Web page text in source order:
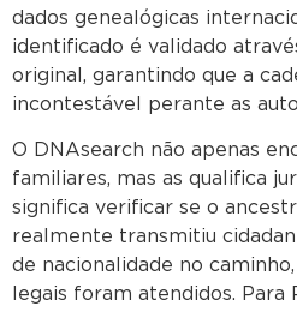
dados genealógicas
identificado é validado
original, garantindo que a
incontestável perante as
O DNAsearch não apenas
familiares, mas as qualifica
significa verificar se o
realmente transmitiu
de nacionalidade no
legais foram atendidos.